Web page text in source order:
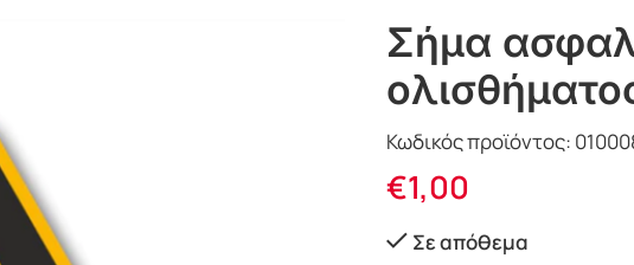
Σήμα
Κωδικός προϊόντος:
€1,00
Σε απόθεμα